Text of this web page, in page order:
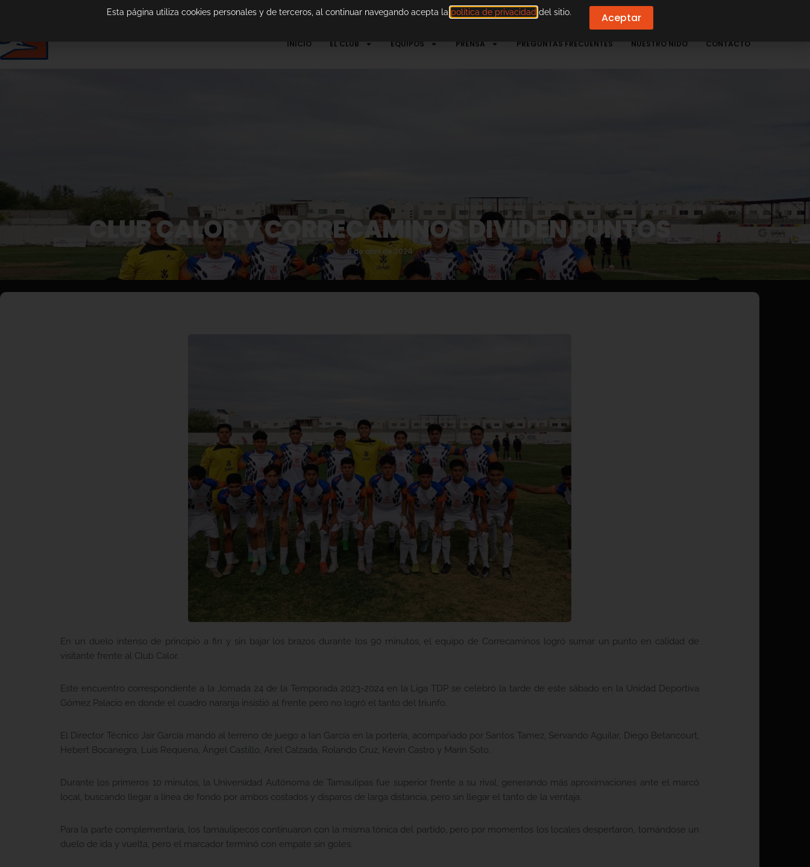
INICIO EL CLUB EQUIPOS PRENSA PREGUNTAS FRECUENTES NUESTRO NIDO CONTACTO
CLUB CALOR Y CORRECAMINOS DIVIDEN PUNTOS
6 de abril de 2024
En un duelo intenso de principio a fin y sin bajar los brazos durante los 90 minutos, el equipo de Correcaminos logró sumar un punto en calidad de
visitante frente al Club Calor.
Este encuentro correspondiente a la Jornada 24 de la Temporada 2023-2024 en la Liga TDP se celebró la tarde de este sábado en la Unidad Deportiva
Gómez Palacio en donde el cuadro naranja insistió al frente pero no logró el tanto del triunfo.
El Director Técnico Jair García mandó al terreno de juego a Ian García en la portería, acompañado por Santos Tamez, Servando Aguilar, Diego Betancourt,
Hebert Bocanegra, Luis Requena, Ángel Castillo, Ariel Calzada, Rolando Cruz, Kevin Castro y Marín Soto.
Durante los primeros 10 minutos, la Universidad Autónoma de Tamaulipas fue superior frente a su rival, generando más aproximaciones ante el marcó
local, buscando llegar a línea de fondo por ambos costados y disparos de larga distancia, pero sin llegar el tanto de la ventaja.
Para la parte complementaria, los tamaulipecos continuaron con la misma tónica del partido, pero por momentos los locales despertaron, tornándose un
duelo de ida y vuelta, pero el marcador terminó con empate sin goles.
Esta página utiliza cookies personales y de terceros, al continuar navegando acepta la política de privacidad del sitio. Aceptar